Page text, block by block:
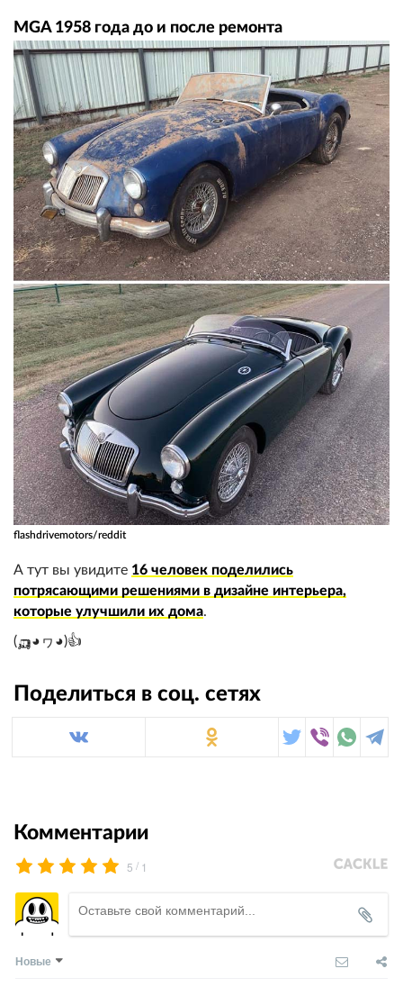
MGA 1958 года до и после ремонта
flashdrivemotors/reddit
А тут вы увидите 16 человек поделились
потрясающими решениями в дизайне интерьера,
которые улучшили их дома.
(🛺◕ヮ◕)👍
Поделиться в соц. сетях
Комментарии
5 / 1
Новые